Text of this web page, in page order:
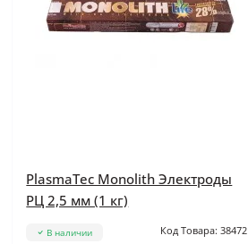
PlasmaTec Monolith Электроды
РЦ 2,5 мм (1 кг)
В наличии Код Товара: 38472